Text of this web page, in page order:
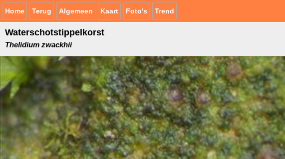
Home Terug Algemeen Kaart Foto's Trend
Waterschotstippelkorst
Thelidium zwackhii